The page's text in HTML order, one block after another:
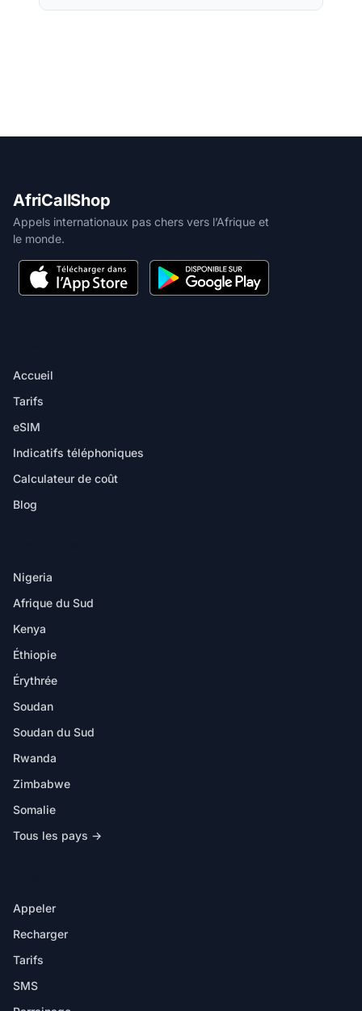
AfriCallShop
Appels internationaux pas chers vers l’Afrique et
le monde.
Accueil
Tarifs
eSIM
Indicatifs téléphoniques
Calculateur de coût
Blog
Nigeria
Afrique du Sud
Kenya
Éthiopie
Érythrée
Soudan
Soudan du Sud
Rwanda
Zimbabwe
Somalie
Tous les pays →
Appeler
Recharger
Tarifs
SMS